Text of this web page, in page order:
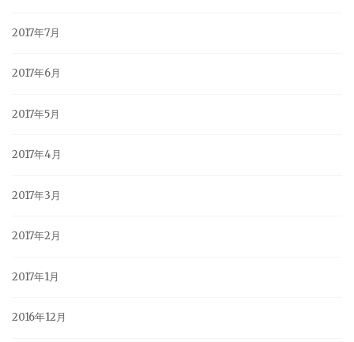
2017年7月
2017年6月
2017年5月
2017年4月
2017年3月
2017年2月
2017年1月
2016年12月